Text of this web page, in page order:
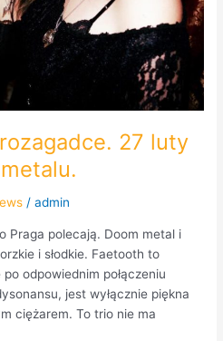
27 luty
/admin
Praga polecają. Doom metal i
i słodkie. Faetooth to
odpowiednim połączeniu
jest wyłącznie piękna
ciężarem. To trio nie ma